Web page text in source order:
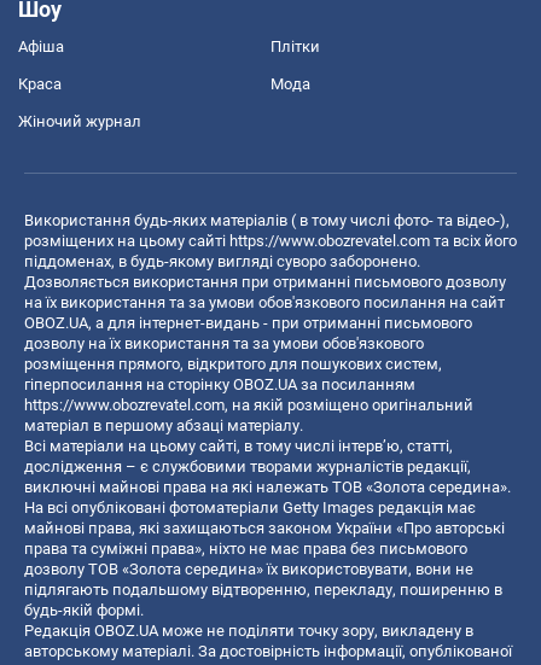
Шоу
Афіша Плітки
Краса Мода
Жіночий журнал
Використання будь-яких матеріалів ( в тому числі фото- та відео-),
розміщених на цьому сайті https://www.obozrevatel.com та всіх його
піддоменах, в будь-якому вигляді суворо заборонено.
Дозволяється використання при отриманні письмового дозволу
на їх використання та за умови обов'язкового посилання на сайт
OBOZ.UA, а для інтернет-видань - при отриманні письмового
дозволу на їх використання та за умови обов'язкового
розміщення прямого, відкритого для пошукових систем,
гіперпосилання на сторінку OBOZ.UA за посиланням
https://www.obozrevatel.com, на якій розміщено оригінальний
матеріал в першому абзаці матеріалу.
Всі матеріали на цьому сайті, в тому числі інтерв’ю, статті,
дослідження – є службовими творами журналістів редакції,
виключні майнові права на які належать ТОВ «Золота середина».
На всі опубліковані фотоматеріали Getty Images редакція має
майнові права, які захищаються законом України «Про авторські
права та суміжні права», ніхто не має права без письмового
дозволу ТОВ «Золота середина» їх використовувати, вони не
підлягають подальшому відтворенню, перекладу, поширенню в
будь-якій формі.
Редакція OBOZ.UA може не поділяти точку зору, викладену в
авторському матеріалі. За достовірність інформації, опублікованої